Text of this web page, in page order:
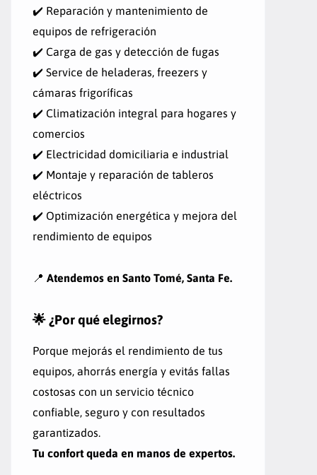
✔️ Reparación y mantenimiento de
equipos de refrigeración
✔️ Carga de gas y detección de fugas
✔️ Service de heladeras, freezers y
cámaras frigoríficas
✔️ Climatización integral para hogares y
comercios
✔️ Electricidad domiciliaria e industrial
✔️ Montaje y reparación de tableros
eléctricos
✔️ Optimización energética y mejora del
rendimiento de equipos
📍 Atendemos en Santo Tomé, Santa Fe.
🌟 ¿Por qué elegirnos?
Porque mejorás el rendimiento de tus
equipos, ahorrás energía y evitás fallas
costosas con un servicio técnico
confiable, seguro y con resultados
garantizados.
Tu confort queda en manos de expertos.